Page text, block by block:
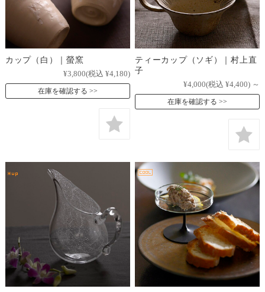
カップ（白）｜螢窯
¥3,800(税込 ¥4,180)
在庫を確認する
ティーカップ（ソギ）｜村上直
子
¥4,000(税込 ¥4,400) ～
在庫を確認する